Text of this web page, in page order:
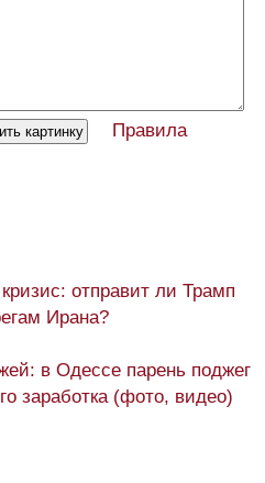
Правила
отправит ли Трамп
Ирана?
в Одессе парень поджег
заработка (фото, видео)